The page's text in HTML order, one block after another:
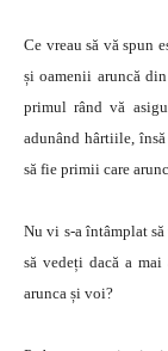
Ce vreau să vă spun
și oamenii aruncă
primul rând vă
adunând hârtiile, însă
să fie primii care
Nu vi s-a întâmplat
să vedeți dacă a
arunca și voi?